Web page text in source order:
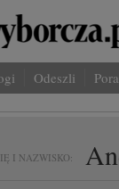
Odeszli
I NAZWISKO: